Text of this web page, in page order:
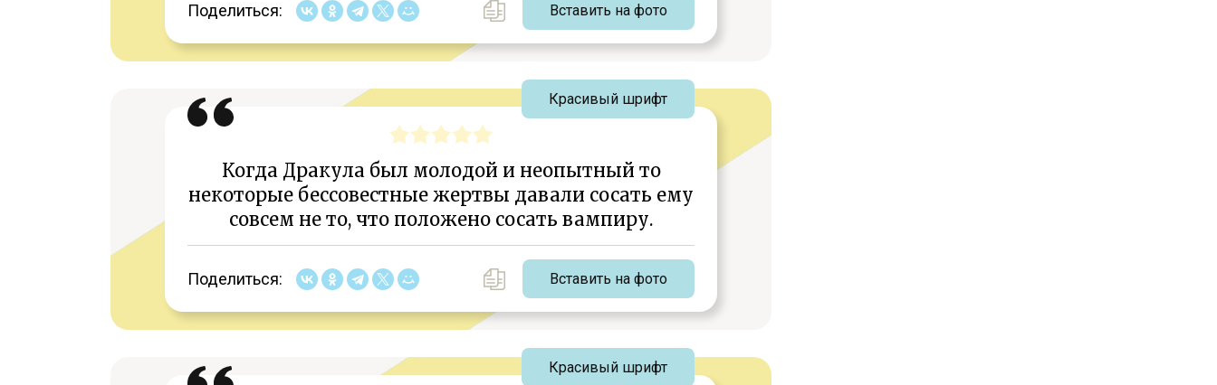
Поделиться: Вставить на фото
Когда Дракула был молодой и неопытный то
некоторые бессовестные жертвы давали сосать ему
совсем не то, что положено сосать вампиру.
Поделиться: Вставить на фото
Красивый шрифт
Красивый шрифт